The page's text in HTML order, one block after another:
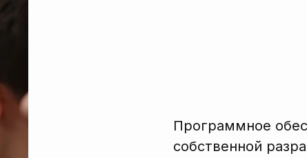
Программное
собственной